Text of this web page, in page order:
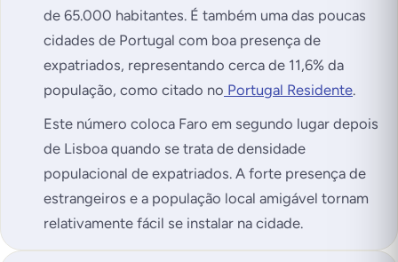
de 65.000 habitantes. É também uma das poucas
cidades de Portugal com boa presença de
expatriados, representando cerca de 11,6% da
população, como citado no Portugal Residente.
Este número coloca Faro em segundo lugar depois
de Lisboa quando se trata de densidade
populacional de expatriados. A forte presença de
estrangeiros e a população local amigável tornam
relativamente fácil se instalar na cidade.